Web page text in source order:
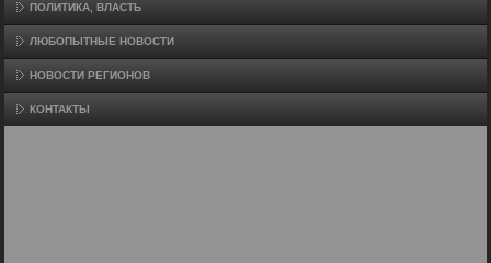
ПОЛИТИКА, ВЛАСТЬ
ЛЮБОПЫТНЫЕ НОВОСТИ
НОВОСТИ РЕГИОНОВ
КОНТАКТЫ